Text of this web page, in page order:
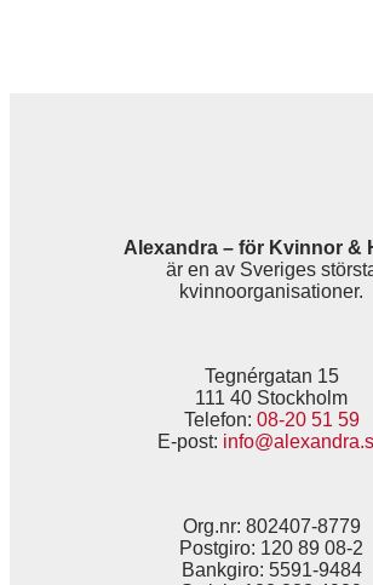
Alexandra – för Kvinnor &
är en av Sveriges
kvinnoorganisationer.
Tegnérgatan 15
111 40 Stockholm
Telefon: 08-20 51 59
E-post:
Org.nr: 802407-8779
Postgiro: 120 89 08-2
Bankgiro: 5591-9484